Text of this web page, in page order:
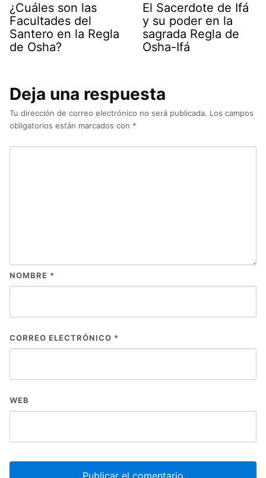
¿Cuáles son las
Facultades del
Santero en la Regla
de Osha?
El Sacerdote de Ifá
y su poder en la
sagrada Regla de
Osha-Ifá
Deja una respuesta
Tu dirección de correo electrónico no será publicada. Los campos
obligatorios están marcados con *
NOMBRE *
CORREO ELECTRÓNICO *
WEB